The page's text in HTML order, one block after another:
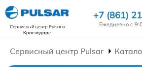
Сервисный центр Pulsarв
Краснодаре
+7 (861)
Ежедневно с
Сервисный центр Pulsar